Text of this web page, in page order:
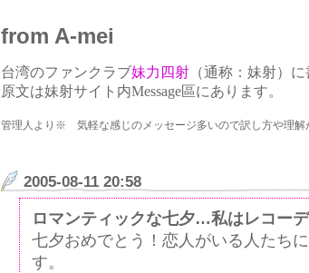
from A-mei
台湾のファンクラブ妹力四射 （通称：妹射）
原文は妹射サイト内Message區にあります。
管理人より※ 気軽な感じのメッセージ多いので訳し方や理解
2005-08-11 20:58
ロマンティックな七夕…私はレコー
七夕おめでとう！恋人がいる人たち
す。